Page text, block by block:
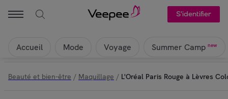
S'identifier
Accueil Mode Voyage Summer Camp new
Beauté et bien-être / Maquillage / L'Oréal Paris Rouge à Lèvres